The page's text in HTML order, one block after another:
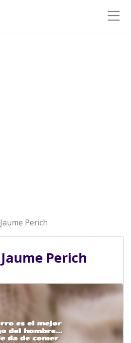
Jaume Perich
Jaume Perich